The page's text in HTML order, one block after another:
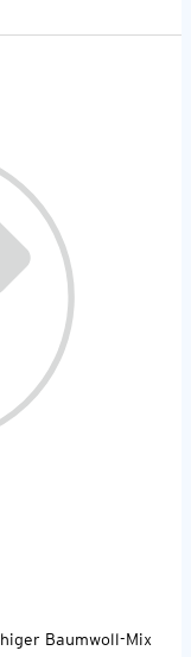
Baumwoll-Mix